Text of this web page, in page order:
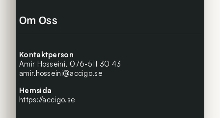
Om Oss
Kontaktperson
Amir Hosseini, 076-511 30 43
amir.hosseini@accigo.se
Hemsida
https://accigo.se